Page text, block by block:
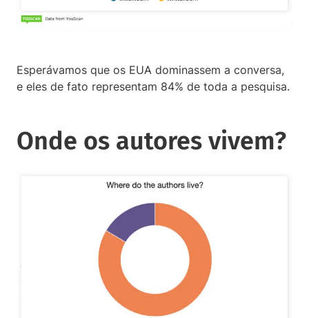
Esperávamos que os EUA dominassem a conversa,
e eles de fato representam 84% de toda a pesquisa.
Onde os autores vivem?